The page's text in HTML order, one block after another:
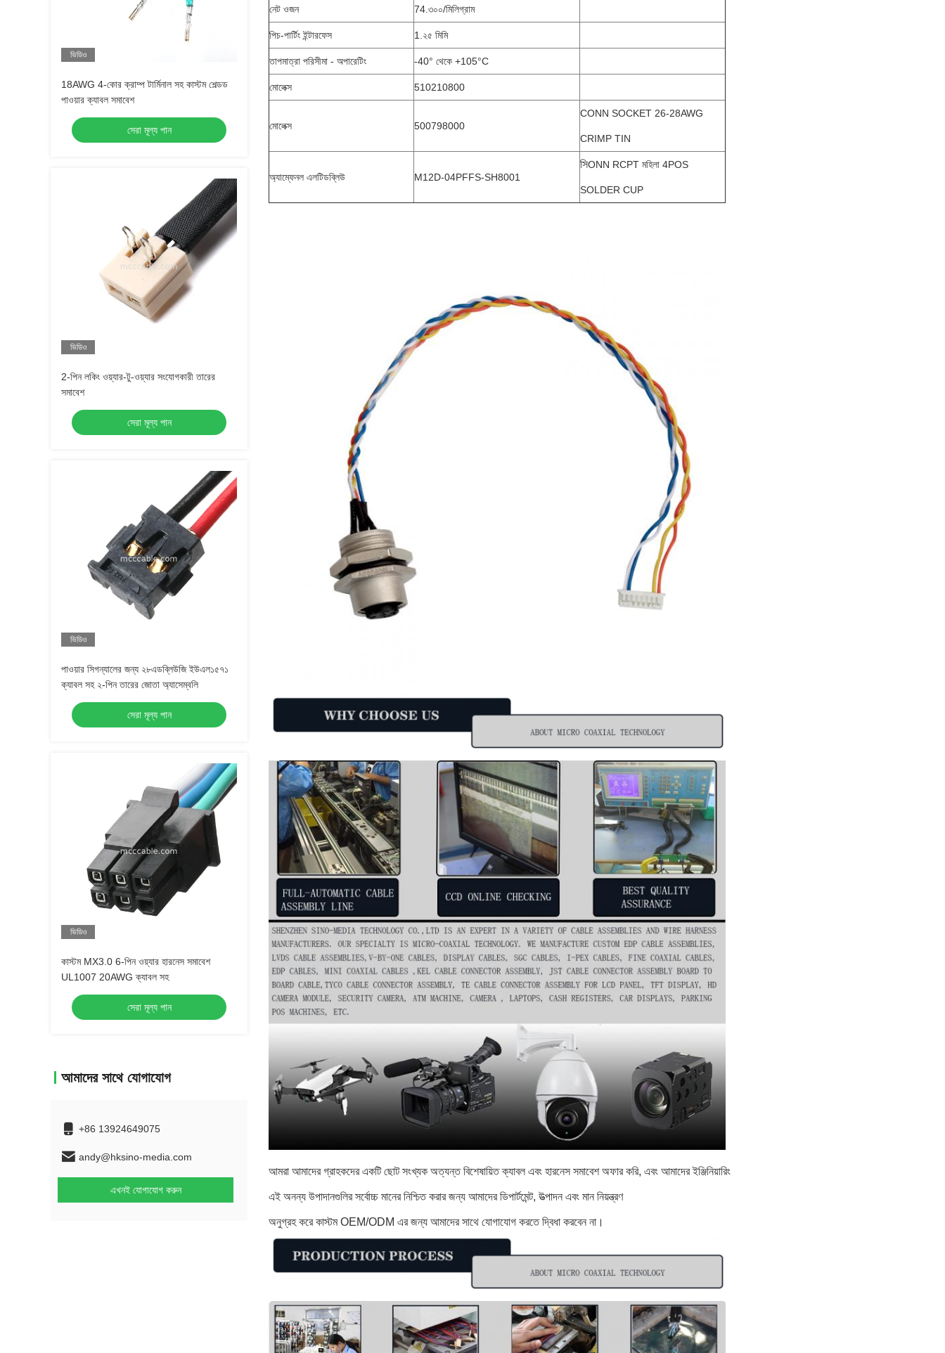
ভিডিও
18AWG 4-কোর ক্রাম্প টার্মিনাল সহ কাস্টম শেল্ডড
পাওয়ার ক্যাবল সমাবেশ
সেরা মূল্য পান
ভিডিও
2-পিন লকিং ওয়্যার-টু-ওয়্যার সংযোগকারী তারের
সমাবেশ
সেরা মূল্য পান
ভিডিও
পাওয়ার সিগন্যালের জন্য ২৮এডব্লিউজি ইউএল১৫৭১
ক্যাবল সহ ২-পিন তারের জোতা অ্যাসেম্বলি
সেরা মূল্য পান
ভিডিও
কাস্টম MX3.0 6-পিন ওয়্যার হারনেস সমাবেশ
UL1007 20AWG ক্যাবল সহ
সেরা মূল্য পান
আমাদের সাথে যোগাযোগ
+86 13924649075
andy@hksino-media.com
এখনই যোগাযোগ করুন
নেট ওজন 74.৩০০/মিলিগ্রাম
পিচ-পার্টিং ইন্টারফেস 1.২৫ মিমি
তাপমাত্রা পরিসীমা - অপারেটিং -40° থেকে +105°C
মোলেক্স 510210800
মোলেক্স 500798000
CONN SOCKET 26-28AWG
CRIMP TIN
অ্যাম্ফেনল এলটিডব্লিউ M12D-04PFFS-SH8001
সিONN RCPT মহিলা 4POS
SOLDER CUP
আমরা আমাদের গ্রাহকদের একটি ছোট সংখ্যক অত্যন্ত বিশেষায়িত ক্যাবল এবং হারনেস সমাবেশ অফার করি, এবং আমাদের ইঞ্জিনিয়ারিং
এই অনন্য উপাদানগুলির সর্বোচ্চ মানের নিশ্চিত করার জন্য আমাদের ডিপার্টমেন্ট, উত্পাদন এবং মান নিয়ন্ত্রণ
অনুগ্রহ করে কাস্টম OEM/ODM এর জন্য আমাদের সাথে যোগাযোগ করতে দ্বিধা করবেন না।